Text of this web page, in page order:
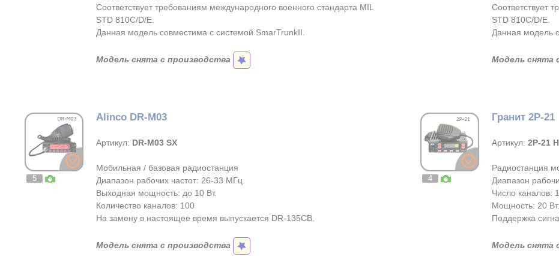
Соответствует требованиям международного военного стандарта MIL
STD 810C/D/E.
Данная модель совместима с системой SmarTrunkII.
Модель снята с производства
Соответствует
STD 810C/D/E.
Данная модель
Модель снята
5
Alinco DR-M03
Артикул: DR-M03 SX
Мобильная / базовая радиостанция
Диапазон рабочих частот: 26-33 МГц.
Выходная мощность: до 10 Вт.
Количество каналов: 100
На замену в настоящее время выпускается DR-135CB.
Модель снята с производства
4
Гранит 2Р-21
Артикул: 2Р-21 H
Радиостанция
Диапазон
Число каналов:
Мощность: 20 Вт.
Поддержка
Модель снята